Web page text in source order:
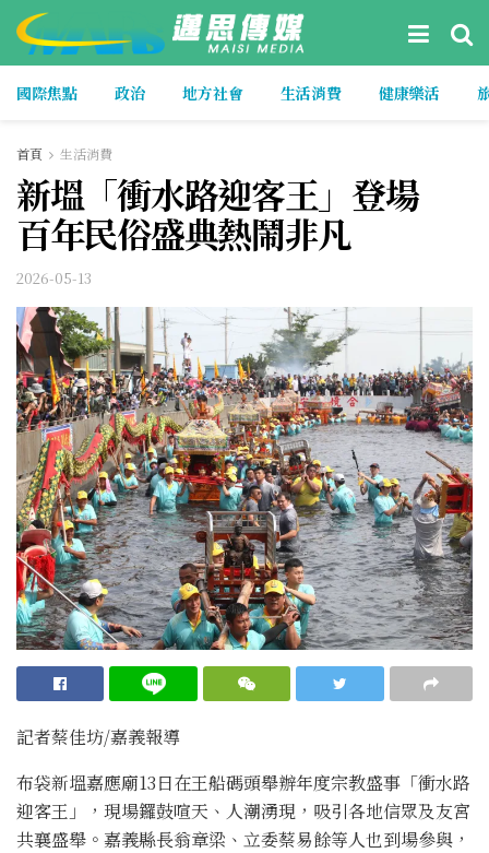
國際焦點 政治 地方社會 生活消費 健康樂活
首頁 生活消費
新塭「衝水路迎客王」登場
百年民俗盛典熱鬧非凡
2026-05-13
記者蔡佳坊/嘉義報導
布袋新塭嘉應廟13日在王船碼頭舉辦年度宗教盛事「衝水路
迎客王」，現場鑼鼓喧天、人潮湧現，吸引各地信眾及友宮
共襄盛舉。嘉義縣長翁章梁、立委蔡易餘等人也到場參與，